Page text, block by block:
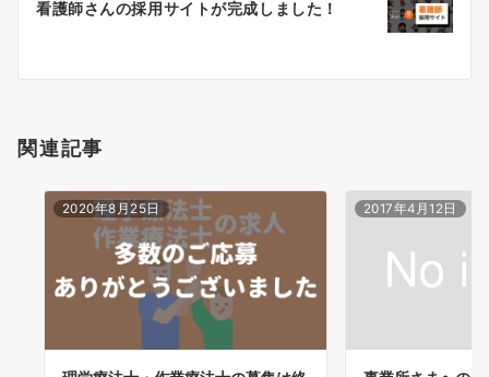
ン
看護師さんの採用サイトが完成しました！
関連記事
2020年8月25日 2017年4月12日